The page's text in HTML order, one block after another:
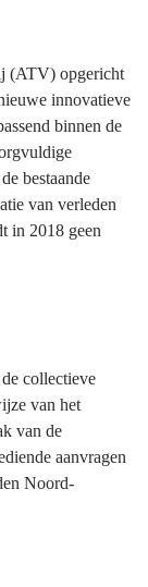
(ATV) opgericht
innovatieve
binnen de
bestaande
van verleden
in 2018 geen
collectieve
van het
van de
aanvragen
Noord-